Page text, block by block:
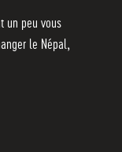
un peu vous
le Népal,